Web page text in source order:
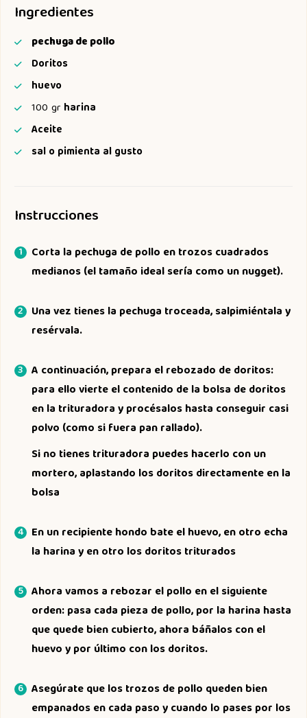
Ingredientes
pechuga de pollo
Doritos
huevo
100 gr harina
Aceite
sal o pimienta al gusto
Instrucciones
Corta la pechuga de pollo en trozos cuadrados
medianos (el tamaño ideal sería como un nugget).
Una vez tienes la pechuga troceada, salpimiéntala y
resérvala.
A continuación, prepara el rebozado de doritos:
para ello vierte el contenido de la bolsa de doritos
en la trituradora y procésalos hasta conseguir casi
polvo (como si fuera pan rallado).
Si no tienes trituradora puedes hacerlo con un
mortero, aplastando los doritos directamente en la
bolsa
En un recipiente hondo bate el huevo, en otro echa
la harina y en otro los doritos triturados
Ahora vamos a rebozar el pollo en el siguiente
orden: pasa cada pieza de pollo, por la harina hasta
que quede bien cubierto, ahora báñalos con el
huevo y por último con los doritos.
Asegúrate que los trozos de pollo queden bien
empanados en cada paso y cuando lo pases por los